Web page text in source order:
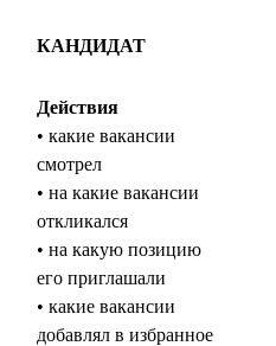
КАНДИДАТ
Действия
• какие вакансии
смотрел
• на какие вакансии
откликался
• на какую позицию
его приглашали
• какие вакансии
добавлял в избранное